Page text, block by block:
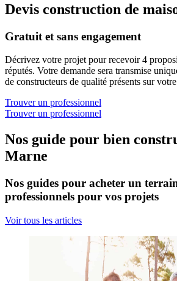
Devis construction de
Gratuit et sans engagement
Décrivez votre projet pour recevoir 4
réputés. Votre demande sera transmise
de constructeurs de qualité présents sur
Trouver un professionnel
Trouver un professionnel
Nos guide pour bien
Marne
Nos guides pour acheter un
professionnels pour vos projets
Voir tous les articles